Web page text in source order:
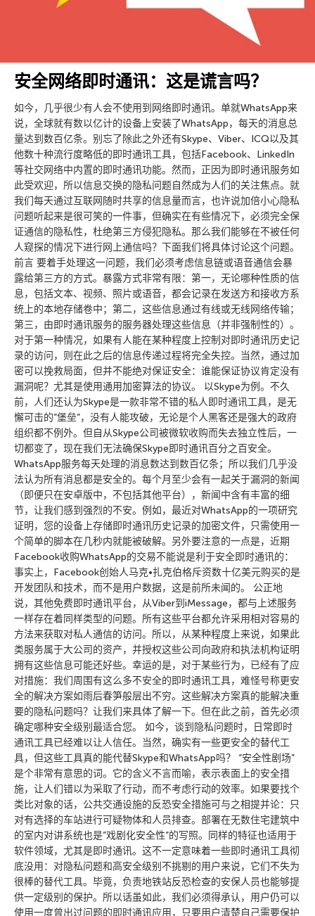
安全网络即时通讯：这是谎言吗？
如今，几乎很少有人会不使用到网络即时通讯。单就WhatsApp来
说，全球就有数以亿计的设备上安装了WhatsApp，每天的消息总
量达到数百亿条。别忘了除此之外还有Skype、Viber、ICQ以及其
他数十种流行度略低的即时通讯工具，包括Facebook、LinkedIn
等社交网络中内置的即时通讯功能。然而，正因为即时通讯服务如
此受欢迎，所以信息交换的隐私问题自然成为人们的关注焦点。就
我们每天通过互联网随时共享的信息量而言，也许说加倍小心隐私
问题听起来是很可笑的一件事，但确实在有些情况下，必须完全保
证通信的隐私性，杜绝第三方侵犯隐私。那么我们能够在不被任何
人窥探的情况下进行网上通信吗？下面我们将具体讨论这个问题。
前言 要着手处理这一问题，我们必须考虑信息链或语音通信会暴
露给第三方的方式。暴露方式非常有限：第一，无论哪种性质的信
息，包括文本、视频、照片或语音，都会记录在发送方和接收方系
统上的本地存储卷中；第二，这些信息通过有线或无线网络传输；
第三，由即时通讯服务的服务器处理这些信息（并非强制性的）。
对于第一种情况，如果有人能在某种程度上控制对即时通讯历史记
录的访问，则在此之后的信息传递过程将完全失控。当然，通过加
密可以挽救局面，但并不能绝对保证安全：谁能保证协议肯定没有
漏洞呢？尤其是使用通用加密算法的协议。 以Skype为例。不久
前，人们还认为Skype是一款非常不错的私人即时通讯工具，是无
懈可击的”堡垒”，没有人能攻破，无论是个人黑客还是强大的政府
组织都不例外。但自从Skype公司被微软收购而失去独立性后，一
切都变了，现在我们无法确保Skype即时通讯百分之百安全。
WhatsApp服务每天处理的消息数达到数百亿条；所以我们几乎没
法认为所有消息都是安全的。每个月至少会有一起关于漏洞的新闻
（即便只在安卓版中，不包括其他平台），新闻中含有丰富的细
节，让我们感到强烈的不安。例如，最近对WhatsApp的一项研究
证明，您的设备上存储即时通讯历史记录的加密文件，只需使用一
个简单的脚本在几秒内就能被破解。另外要注意的一点是，近期
Facebook收购WhatsApp的交易不能说是利于安全即时通讯的：
事实上，Facebook创始人马克•扎克伯格斥资数十亿美元购买的是
开发团队和技术，而不是用户数据，这是前所未闻的。 公正地
说，其他免费即时通讯平台，从Viber到iMessage，都与上述服务
一样存在着同样类型的问题。所有这些平台都允许采用相对容易的
方法来获取对私人通信的访问。所以，从某种程度上来说，如果此
类服务属于大公司的资产，并授权这些公司向政府和执法机构证明
拥有这些信息可能还好些。幸运的是，对于某些行为，已经有了应
对措施：我们周围有这么多不安全的即时通讯工具，难怪号称更安
全的解决方案如雨后春笋般层出不穷。这些解决方案真的能解决重
要的隐私问题吗？让我们来具体了解一下。但在此之前，首先必须
确定哪种安全级别最适合您。 如今，谈到隐私问题时，日常即时
通讯工具已经难以让人信任。当然，确实有一些更安全的替代工
具，但这些工具真的能代替Skype和WhatsApp吗？ “安全性剧场”
是个非常有意思的词。它的含义不言而喻，表示表面上的安全措
施，让人们错以为采取了行动，而不考虑行动的效率。如果要找个
类比对象的话，公共交通设施的反恐安全措施可与之相提并论：只
对有选择的车站进行可疑物体和人员排查。部署在无数住宅建筑中
的室内对讲系统也是”戏剧化安全性”的写照。同样的特征也适用于
软件领域，尤其是即时通讯。这不一定意味着一些即时通讯工具彻
底没用：对隐私问题和高安全级别不挑剔的用户来说，它们不失为
很棒的替代工具。毕竟，负责地铁站反恐检查的安保人员也能够提
供一定级别的保护。所以话虽如此，我们必须得承认，用户仍可以
使用一度曾出过问题的即时通讯应用，只要用户清楚自己需要保护